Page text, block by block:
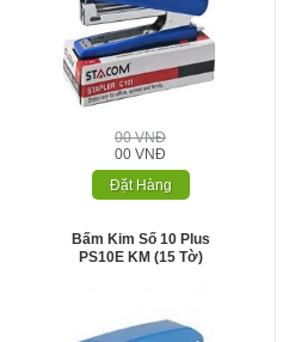
00 VNĐ
00 VNĐ
Đặt Hàng
Bấm Kim Số 10 Plus
PS10E KM (15 Tờ)